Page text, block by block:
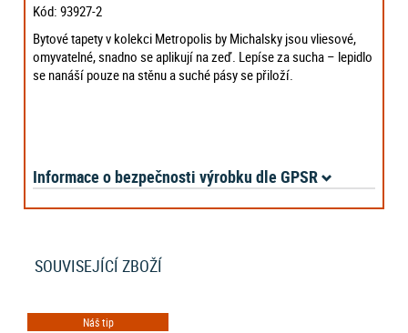
Kód: 93927-2
Bytové tapety v kolekci Metropolis by Michalsky jsou vliesové,
omyvatelné, snadno se aplikují na zeď. Lepíse za sucha – lepidlo
se nanáší pouze na stěnu a suché pásy se přiloží.
Informace o bezpečnosti výrobku dle GPSR
SOUVISEJÍCÍ ZBOŽÍ
Náš tip